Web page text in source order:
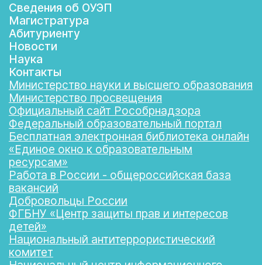
Сведения об ОУЭП
Магистратура
Абитуриенту
Новости
Наука
Контакты
Министерство науки и высшего образования
Министерство просвещения
Официальный сайт Рособрнадзора
Федеральный образовательный портал
Бесплатная электронная библиотека онлайн
«Единое окно к образовательным
ресурсам»
Работа в России - общероссийская база
вакансий
Добровольцы России
ФГБНУ «Центр защиты прав и интересов
детей»
Национальный антитеррористический
комитет